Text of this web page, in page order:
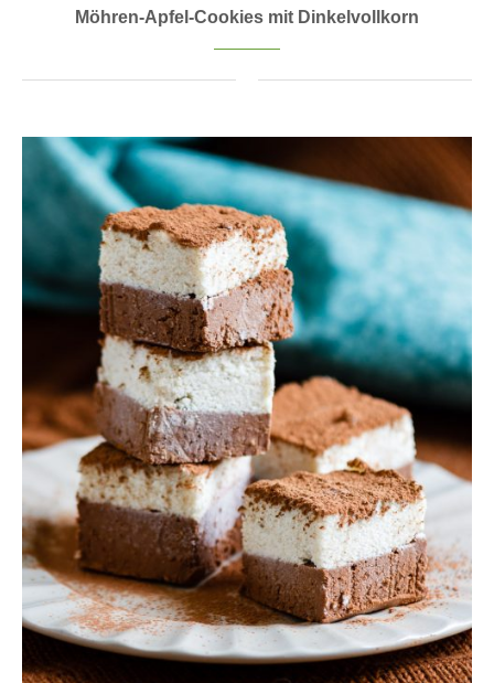
Möhren-Apfel-Cookies mit Dinkelvollkorn